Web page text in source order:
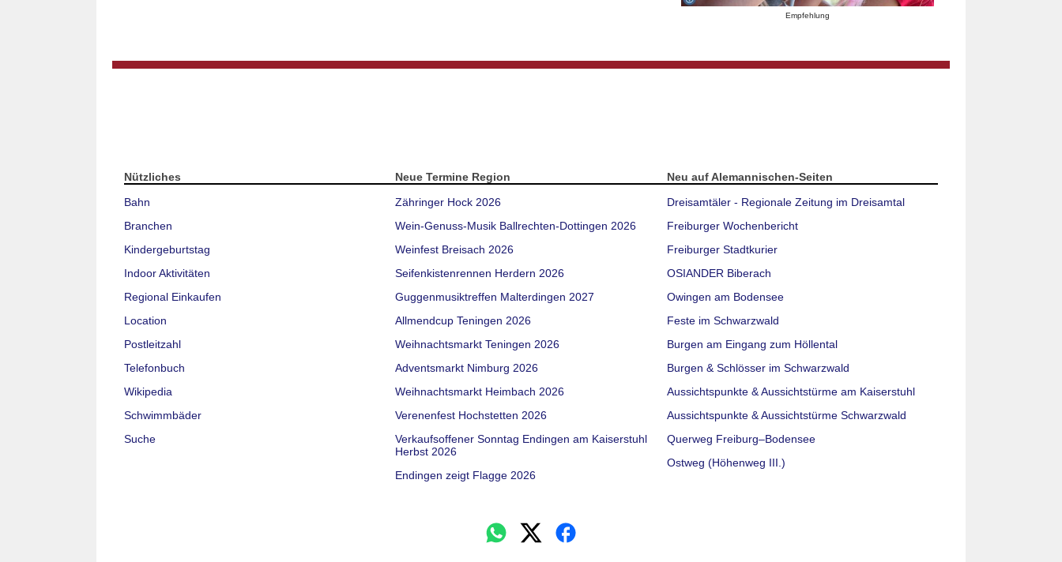
Empfehlung
Nützliches
Bahn
Branchen
Kindergeburtstag
Indoor Aktivitäten
Regional Einkaufen
Location
Postleitzahl
Telefonbuch
Wikipedia
Schwimmbäder
Suche
Neue Termine Region
Zähringer Hock 2026
Wein-Genuss-Musik Ballrechten-Dottingen 2026
Weinfest Breisach 2026
Seifenkistenrennen Herdern 2026
Guggenmusiktreffen Malterdingen 2027
Allmendcup Teningen 2026
Weihnachtsmarkt Teningen 2026
Adventsmarkt Nimburg 2026
Weihnachtsmarkt Heimbach 2026
Verenenfest Hochstetten 2026
Verkaufsoffener Sonntag Endingen am Kaiserstuhl
Herbst 2026
Endingen zeigt Flagge 2026
Neu auf Alemannischen-Seiten
Dreisamtäler - Regionale Zeitung im Dreisamtal
Freiburger Wochenbericht
Freiburger Stadtkurier
OSIANDER Biberach
Owingen am Bodensee
Feste im Schwarzwald
Burgen am Eingang zum Höllental
Burgen & Schlösser im Schwarzwald
Aussichtspunkte & Aussichtstürme am Kaiserstuhl
Aussichtspunkte & Aussichtstürme Schwarzwald
Querweg Freiburg–Bodensee
Ostweg (Höhenweg III.)